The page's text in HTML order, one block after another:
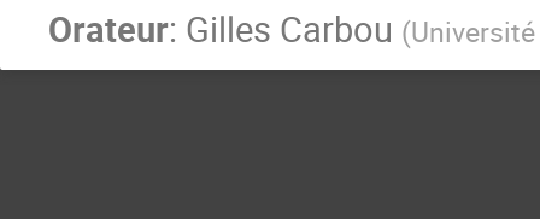
Orateur: Gilles Carbou (